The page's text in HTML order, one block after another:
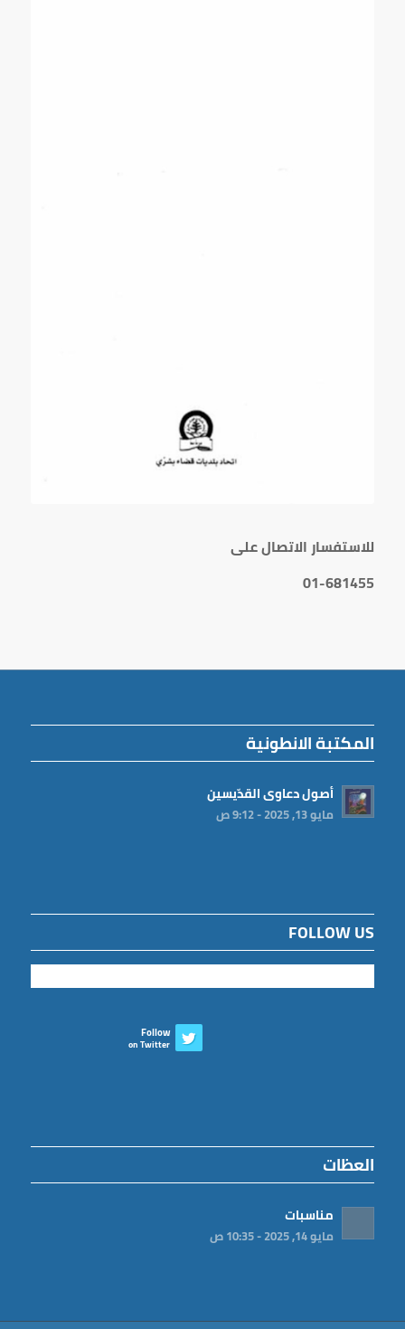
للاستفسار الاتصال على
01-681455
المكتبة الانطونية
أصول دعاوى القدّيسين
مايو 13, 2025 - 9:12 ص
FOLLOW US
Follow
on Twitter
العظات
مناسبات
مايو 14, 2025 - 10:35 ص